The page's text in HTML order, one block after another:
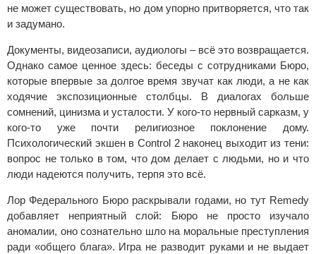
не может существовать, но дом упорно притворяется, что так
и задумано.
Документы, видеозаписи, аудиологы – всё это возвращается.
Однако самое ценное здесь: беседы с сотрудниками Бюро,
которые впервые за долгое время звучат как люди, а не как
ходячие экспозиционные столбцы. В диалогах больше
сомнений, цинизма и усталости. У кого-то нервный сарказм, у
кого-то уже почти религиозное поклонение дому.
Психологический экшен в Control 2 наконец выходит из тени:
вопрос не только в том, что дом делает с людьми, но и что
люди надеются получить, терпя это всё.
Лор Федерального Бюро раскрывали годами, но тут Remedy
добавляет неприятный слой: Бюро не просто изучало
аномалии, оно сознательно шло на моральные преступления
ради «общего блага». Игра не разводит руками и не выдает